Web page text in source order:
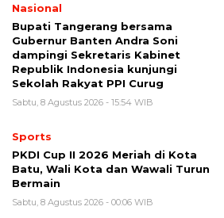
Nasional
Bupati Tangerang bersama
Gubernur Banten Andra Soni
dampingi Sekretaris Kabinet
Republik Indonesia kunjungi
Sekolah Rakyat PPI Curug
Sabtu, 8 Agustus 2026 - 15:54 WIB
Sports
PKDI Cup II 2026 Meriah di Kota
Batu, Wali Kota dan Wawali Turun
Bermain
Sabtu, 8 Agustus 2026 - 00:06 WIB